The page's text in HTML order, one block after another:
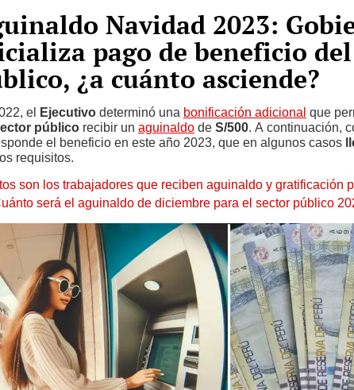
Navidad 2023:
pago de beneficio
¿a cuánto asciende?
el Ejecutivo determinó una bonificación adicional que
público recibir un aguinaldo de S/500. A continuación,
el beneficio en este año 2023, que en algunos casos
requisitos.
son los trabajadores que reciben aguinaldo y gratificación
será el aguinaldo de diciembre para el sector público